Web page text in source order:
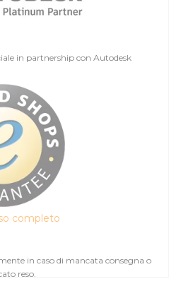
in partnership con Autodesk
completo
in caso di mancata consegna o
reso.